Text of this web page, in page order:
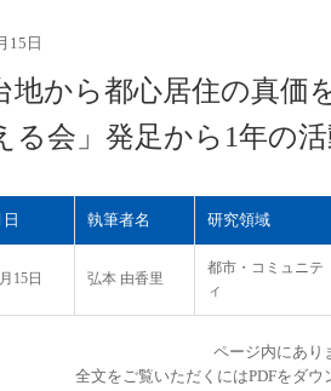
15日
地から都心居住の真価
る会」発足から1年の
執筆者名 研究領域
15日 弘本 由香里
都市・コミュニテ
ィ
ページ内にあり
全文をご覧いただくにはPDFをダウ